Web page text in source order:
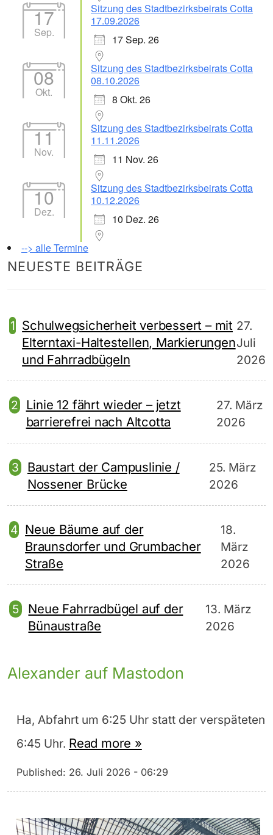
17
Sep.
Sitzung des Stadtbezirksbeirats Cotta
17.09.2026
17 Sep. 26
08
Okt.
Sitzung des Stadtbezirksbeirats Cotta
08.10.2026
8 Okt. 26
11
Nov.
Sitzung des Stadtbezirksbeirats Cotta
11.11.2026
11 Nov. 26
10
Dez.
Sitzung des Stadtbezirksbeirats Cotta
10.12.2026
10 Dez. 26
--> alle Termine
NEUESTE BEITRÄGE
Schulwegsicherheit verbessert – mit
Elterntaxi-Haltestellen, Markierungen
und Fahrradbügeln
27.
Juli
2026
Linie 12 fährt wieder – jetzt
barrierefrei nach Altcotta
27. März
2026
Baustart der Campuslinie /
Nossener Brücke
25. März
2026
Neue Bäume auf der
Braunsdorfer und Grumbacher
Straße
18.
März
2026
Neue Fahrradbügel auf der
Bünaustraße
13. März
2026
Alexander auf Mastodon
Ha, Abfahrt um 6:25 Uhr statt der verspäteten
6:45 Uhr. Read more »
Published: 26. Juli 2026 - 06:29